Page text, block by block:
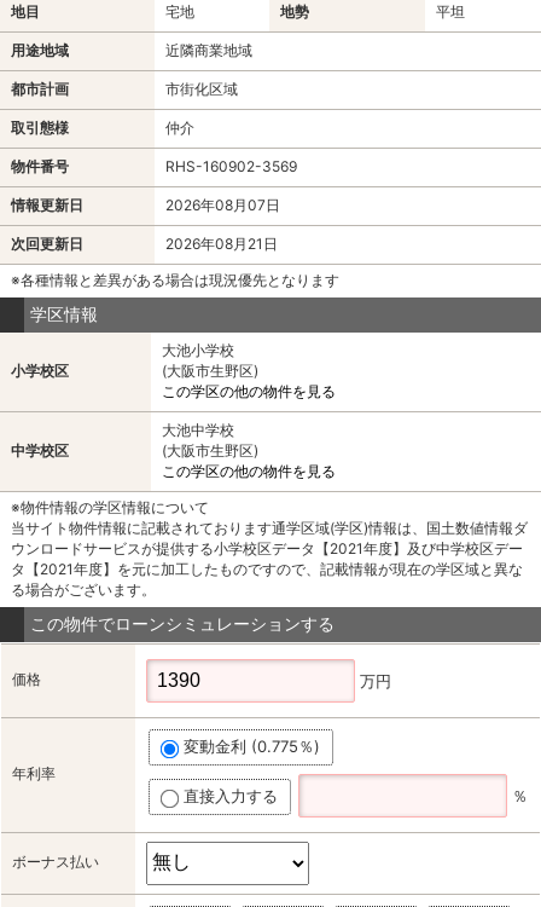
地目 宅地 地勢 平坦
用途地域 近隣商業地域
都市計画 市街化区域
取引態様 仲介
物件番号 RHS-160902-3569
情報更新日 2026年08月07日
次回更新日
2026年08月21日
※各種情報と差異がある場合は現況優先となります
学区情報
小学校区
大池小学校
(大阪市生野区)
この学区の他の物件を見る
中学校区
大池中学校
(大阪市生野区)
この学区の他の物件を見る
※物件情報の学区情報について
当サイト物件情報に記載されております通学区域(学区)情報は、国土数値情報ダ
ウンロードサービスが提供する小学校区データ【2021年度】及び中学校区デー
タ【2021年度】を元に加工したものですので、記載情報が現在の学区域と異な
る場合がございます。
この物件でローンシミュレーションする
価格 万円
年利率
変動金利 (0.775％)
直接入力する ％
ボーナス払い